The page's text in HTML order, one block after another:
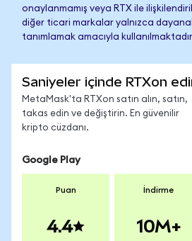
onaylanmamış veya RTX ile
diğer ticari markalar yalnızca
tanımlamak amacıyla
Saniyeler içinde RTXon
MetaMask'ta RTXon satın alın, satın,
takas edin ve değiştirin. En güvenilir
kripto cüzdanı.
Google Play
Puan
4.4
İndirme
10M+